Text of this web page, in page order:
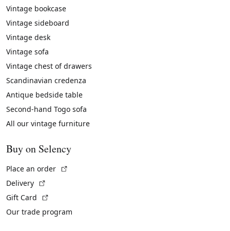
Vintage bookcase
Vintage sideboard
Vintage desk
Vintage sofa
Vintage chest of drawers
Scandinavian credenza
Antique bedside table
Second-hand Togo sofa
All our vintage furniture
Buy on Selency
Place an order
Delivery
Gift Card
Our trade program